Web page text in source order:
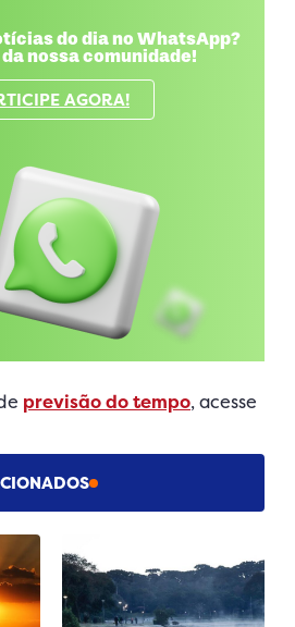
do dia no WhatsApp?
nossa comunidade!
AGORA!
previsão do tempo, acesse